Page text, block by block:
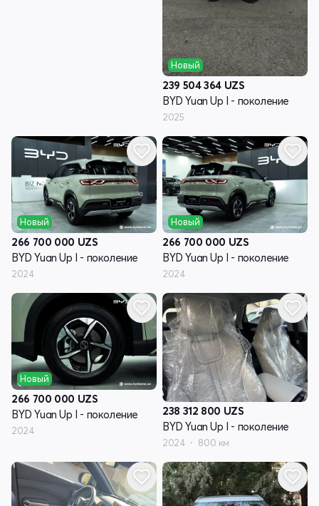
Новый
239 504 364 UZS
BYD Yuan Up I - поколение
2025
Новый
266 700 000 UZS
BYD Yuan Up I - поколение
2024
Новый
266 700 000 UZS
BYD Yuan Up I - поколение
2024
Новый
266 700 000 UZS
BYD Yuan Up I - поколение
2024
238 312 800 UZS
BYD Yuan Up I - поколение
2024 800 км